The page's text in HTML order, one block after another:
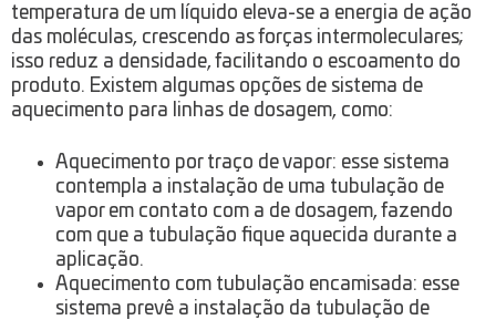
temperatura de um líquido eleva-se a energia de ação
das moléculas, crescendo as forças intermoleculares;
isso reduz a densidade, facilitando o escoamento do
produto. Existem algumas opções de sistema de
aquecimento para linhas de dosagem, como:
Aquecimento por traço de vapor: esse sistema
contempla a instalação de uma tubulação de
vapor em contato com a de dosagem, fazendo
com que a tubulação fique aquecida durante a
aplicação.
Aquecimento com tubulação encamisada: esse
sistema prevê a instalação da tubulação de